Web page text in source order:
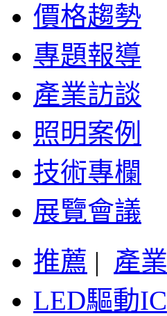
價格趨勢
專題報導
產業訪談
照明案例
技術專欄
展覽會議
推薦 | 產業
LED驅動IC